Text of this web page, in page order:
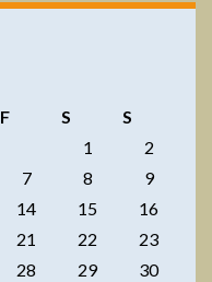
F S
S
1
2
7 8
9
14 15
16
21 22
23
28 29
30